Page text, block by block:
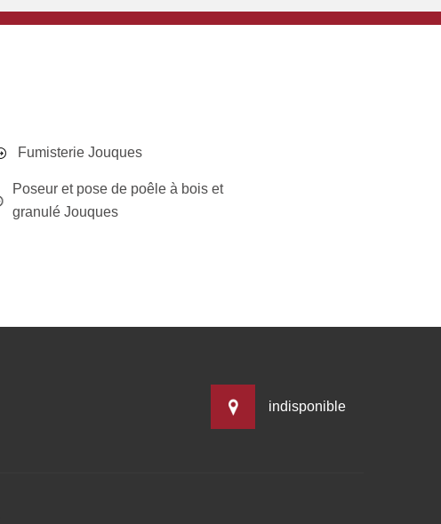
Fumisterie Jouques
Poseur et pose de poêle à bois et
granulé Jouques
indisponible